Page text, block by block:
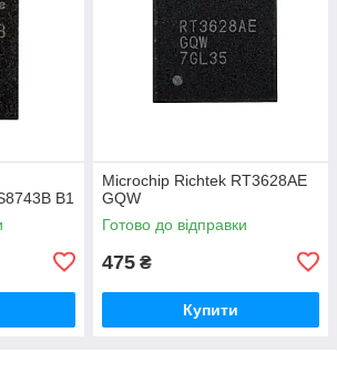
B1
Microchip Richtek RT3628AE
GQW
Готово до відправки
475 ₴
Купити